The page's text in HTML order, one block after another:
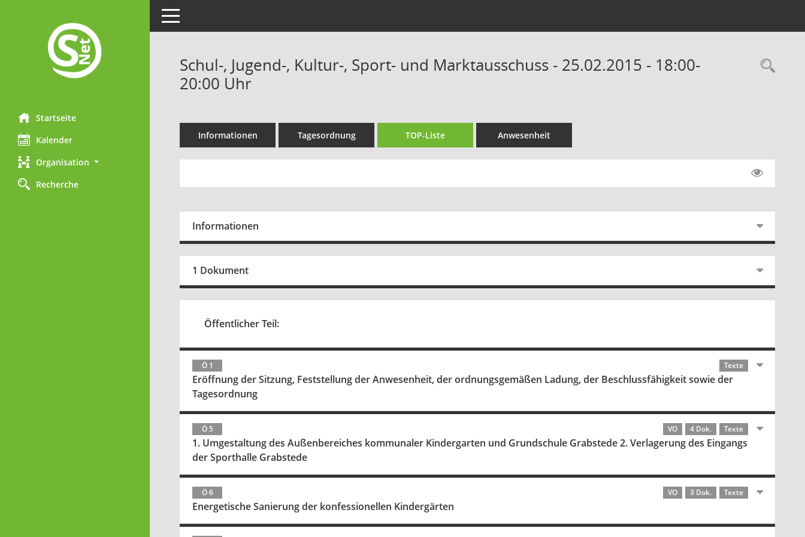
Startseite
Kalender
Organisation
Recherche
Toggle navigation
Schul-, Jugend-, Kultur-, Sport- und Marktausschuss - 25.02.2015 - 18:00-
20:00 Uhr
Informationen Tagesordnung TOP-Liste Anwesenheit
Informationen
1 Dokument
Öffentlicher Teil:
Ö 1 Texte
Eröffnung der Sitzung, Feststellung der Anwesenheit, der ordnungsgemäßen Ladung, der Beschlussfähigkeit sowie der
Tagesordnung
Ö 5 VO 4 Dok. Texte
1. Umgestaltung des Außenbereiches kommunaler Kindergarten und Grundschule Grabstede 2. Verlagerung des Eingangs
der Sporthalle Grabstede
Ö 6 VO 3 Dok. Texte
Energetische Sanierung der konfessionellen Kindergärten